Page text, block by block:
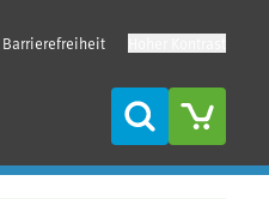
Barrierefreiheit
Suche